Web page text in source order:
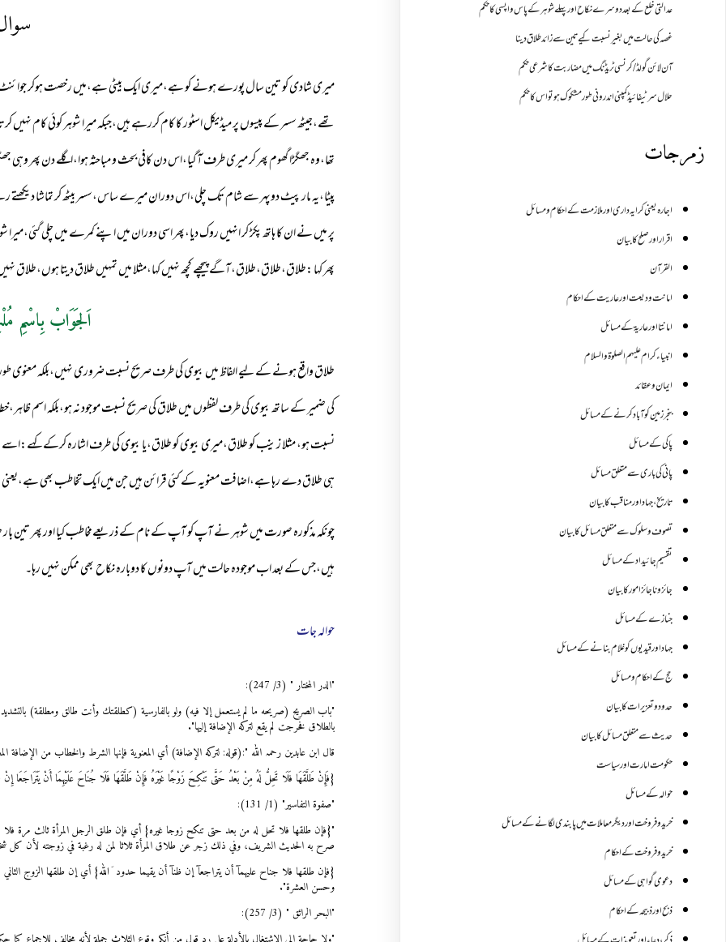
میری شادی کو تین سال پورے ہونے کو ہے،میری ایک بیٹی ہے،میں رخصت ہوکر جوائنٹ
تھے،جیٹھ سسر کے پیسوں پر میڈیکل اسٹور کا کام کررہے ہیں،جبکہ میرا شوہر کوئی کام
تھا،وہ جھگڑا گھوم پھر کر میری طرف آگیا،اس دن کافی بحث و مباحثہ ہوا،اگلے دن پھر
پیٹا،یہ مار پیٹ دوپہر سے شام تک چلی،اس دوران میرے ساس،سسر بیٹھ کر تماشا
پر میں نے ان کا ہاتھ پکڑ کر انہیں روک دیا،پھر اسی دوران میں اپنے کمرے میں چلی
پھر کہا :طلاق،طلاق،طلاق،آگے پیچھے کچھ نہیں کہا،مثلا میں تمہیں طلاق دیتا ہوں،طلاق
اَلجَوَابْ بِاسْمِ
طلاق واقع ہونے کے لیے الفاظ میں بیوی کی طرف صریح نسبت ضروری نہیں،بلکہ معنوی
کی ضمیر کے ساتھ بیوی کی طرف لفظوں میں طلاق کی صریح نسبت موجود نہ ہو،بلکہ اسم
نسبت ہو، مثلا زینب کو طلاق،میری بیوی کو طلاق،یا بیوی کی طرف اشارہ کرکے کہے:اسے
ہی طلاق دے رہا ہے،اضافت معنویہ کے کئی قرائن ہیں جن میں ایک تخاطب بھی
چونکہ مذکورہ صورت میں شوہر نے آپ کو آپ کے نام کے ذریعےمخاطب کیا اور پھر تین
ہیں،جس کے بعد اب موجودہ حالت میں آپ دونوں کا دوبارہ نکاح بھی ممکن نہیں رہا۔
حوالہ جات
"الدر المختار " (3/ 247):
"باب الصريح (صريحه ما لم يستعمل إلا فيه) ولو بالفارسية (كطلقتك وأنت طالق ومطلقة)
بالطلاق فخرجت لم يقع لتركه الإضافة إليها".
قال ابن عابدین رحمہ اللہ ":(قوله: لتركه الإضافة) أي المعنوية فإنها الشرط والخطاب من الإضافة
{فَإِنْ طَلَّقَهَا فَلَا تَحِلُّ لَهُ مِنْ بَعْدُ حَتَّى تَنْكِحَ زَوْجًا غَيْرَهُ فَإِنْ طَلَّقَهَا فَلَا جُنَاحَ عَلَيْهِمَا أَنْ يَتَرَاجَعَا إِنْ ظَنَّا
"صفوة التفاسير" (1/ 131):
"{فإن طلقها فلا تحل له من بعد حتى تنكح زوجا غيره} أي فإن طلق الرجل المرأة ثالث مرة فلا
صرح به الحديث الشريف، وفي ذلك زجر عن طلاق المرأة ثلاثا لمن له رغبة في زوجته لأن كل
{فإن طلقها فلا جناح عليهمآ أن يتراجعآ إن ظنآ أن يقيما حدود َﷲ} أي إن طلقها الزوج الثاني
وحسن العشرة".
"البحر الرائق " (3/ 257):
عدالتی خلع کے بعد دوسرے نکاح اور پہلے شوہر کے پاس واپسی کا حکم
غصہ کی حالت میں بغیر نسبت کیے تین سے زائد طلاق دینا
آن لائن گولڈ /کرنسی ٹریڈنگ میں مضاربت کا شرعی حکم
حلال سرٹیفائیڈ کمپنی اندرونی طور مشکوک ہو تو اس کا حکم
زمرجات
اجارہ یعنی کرایہ داری اور ملازمت کے احکام و مسائل
اقرار اور صلح کا بیان
القرآن
امانت ودیعت اورعاریت کے احکام
امانتا اور عاریة کے مسائل
انبیاء کرام علیہم الصلوۃ والسلام
ایمان وعقائد
بنجر زمین کو آباد کرنے کے مسائل
پاکی کے مسائل
پانی کی باری سے متعلق مسائل
تاریخ،جہاد اور مناقب کا بیان
تصوف و سلوک سے متعلق مسائل کا بیان
تقسیم جائیداد کے مسائل
جائز و ناجائزامور کا بیان
جنازے کےمسائل
جہاد اور قیدیوں کو غلام بنانے کے مسائل
حج کے احکام ومسائل
حدود و تعزیرات کا بیان
حدیث سے متعلق مسائل کا بیان
حکومت امارت اور سیاست
حوالہ کے مسائل
خرید و فروخت اور دیگر معاملات میں پابندی لگانے کے مسائل
خرید و فروخت کے احکام
دعوی گواہی کے مسائل
ذبح اور ذبیحہ کے احکام